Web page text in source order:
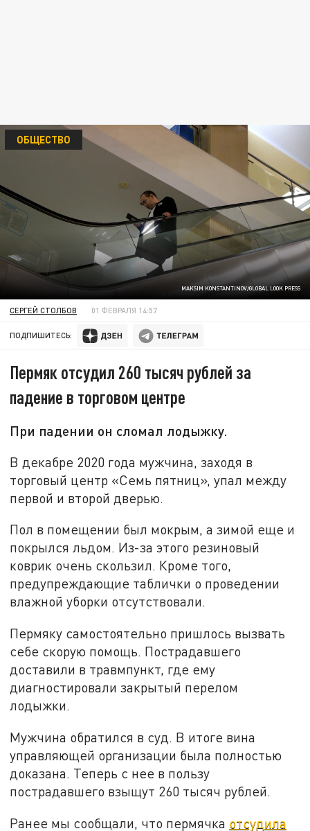
MAKSIM KONSTANTINOV/GLOBAL LOOK PRESS
ОБЩЕСТВО
СЕРГЕЙ СТОЛБОВ 01 ФЕВРАЛЯ 14:57
ПОДПИШИТЕСЬ:
Пермяк отсудил 260 тысяч рублей за
падение в торговом центре
При падении он сломал лодыжку.
В декабре 2020 года мужчина, заходя в
торговый центр «Семь пятниц», упал между
первой и второй дверью.
Пол в помещении был мокрым, а зимой еще и
покрылся льдом. Из-за этого резиновый
коврик очень скользил. Кроме того,
предупреждающие таблички о проведении
влажной уборки отсутствовали.
Пермяку самостоятельно пришлось вызвать
себе скорую помощь. Пострадавшего
доставили в травмпункт, где ему
диагностировали закрытый перелом
лодыжки.
Мужчина обратился в суд. В итоге вина
управляющей организации была полностью
доказана. Теперь с нее в пользу
пострадавшего взыщут 260 тысяч рублей.
Ранее мы сообщали, что пермячка отсудила